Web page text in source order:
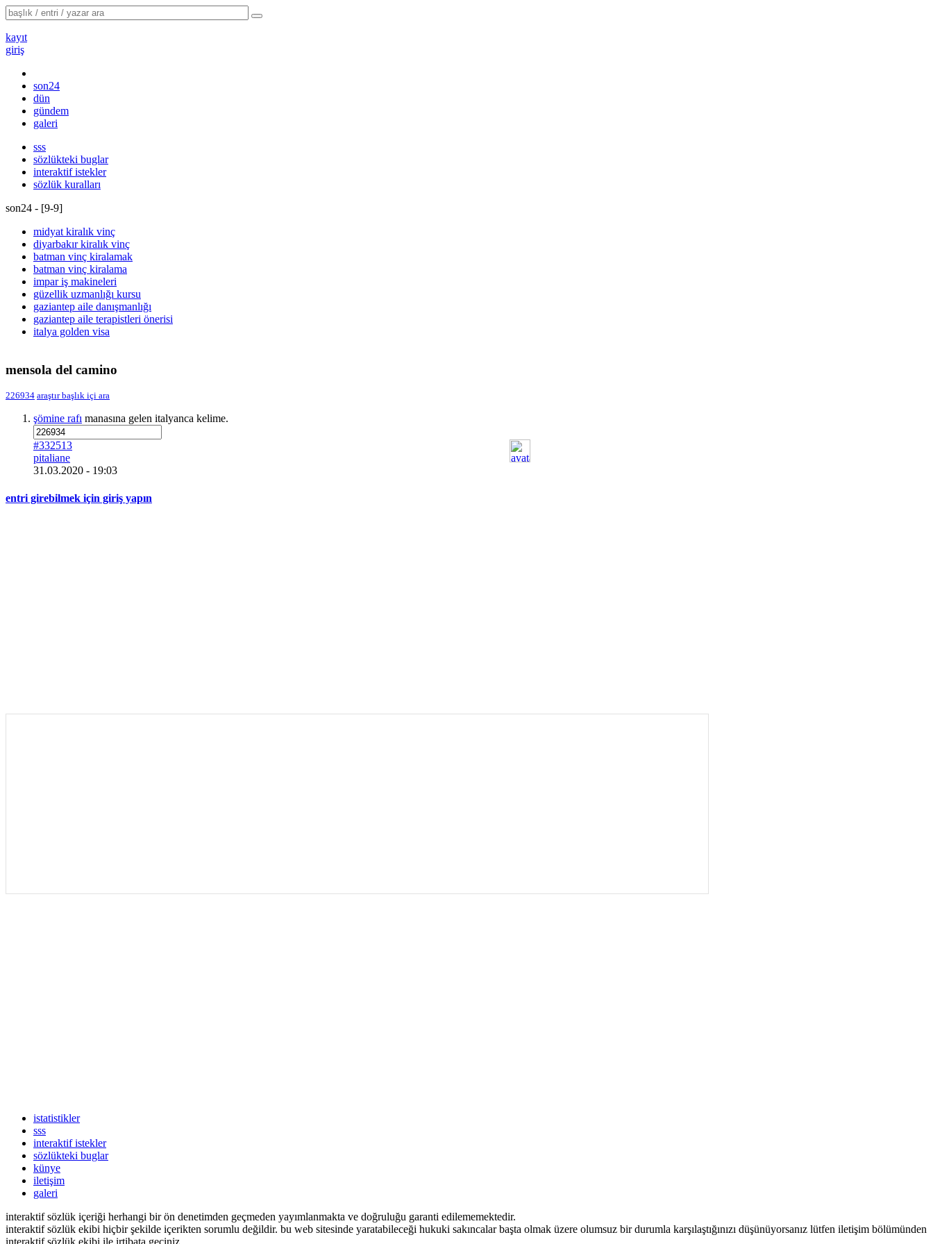
kayıt
giriş
son24
dün
gündem
galeri
sss
sözlükteki buglar
interaktif istekler
sözlük kuralları
son24 - [9-9]
midyat kiralık vinç
diyarbakır kiralık vinç
batman vinç kiralamak
batman vinç kiralama
impar iş makineleri
güzellik uzmanlığı kursu
gaziantep aile danışmanlığı
gaziantep aile terapistleri önerisi
italya golden visa
mensola del camino
226934 araştırbaşlık içi ara
şömine rafı manasına gelen italyanca kelime.
#332513
pitaliane
31.03.2020 - 19:03
entri girebilmek için giriş yapın
istatistikler
sss
interaktif istekler
sözlükteki buglar
künye
iletişim
galeri
interaktif sözlük içeriği herhangi bir ön denetimden geçmeden yayımlanmakta ve doğruluğu garanti edilememektedir.
interaktif sözlük ekibi hiçbir şekilde içerikten sorumlu değildir. bu web sitesinde yaratabileceği hukuki sakıncalar başta olmak üzere olumsuz bir durumla karşılaştığınızı düşünüyorsanız lütfen iletişim bölümünden
interaktif sözlük ekibi ile irtibata geçiniz.